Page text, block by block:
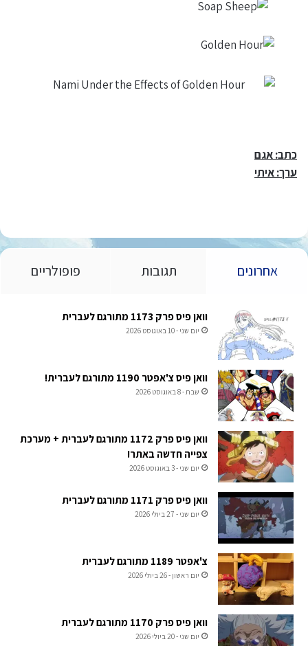
כתב: אגם
ערך: איתי
אחרונים תגובות פופולריים
וואן פיס פרק 1173 מתורגם לעברית
יום שני - 10 באוגוסט 2026
וואן פיס צ'אפטר 1190 מתורגם לעברית!
שבת - 8 באוגוסט 2026
וואן פיס פרק 1172 מתורגם לעברית + מערכת
צפייה חדשה באתר!
יום שני - 3 באוגוסט 2026
וואן פיס פרק 1171 מתורגם לעברית
יום שני - 27 ביולי 2026
צ'אפטר 1189 מתורגם לעברית
יום ראשון - 26 ביולי 2026
וואן פיס פרק 1170 מתורגם לעברית
יום שני - 20 ביולי 2026